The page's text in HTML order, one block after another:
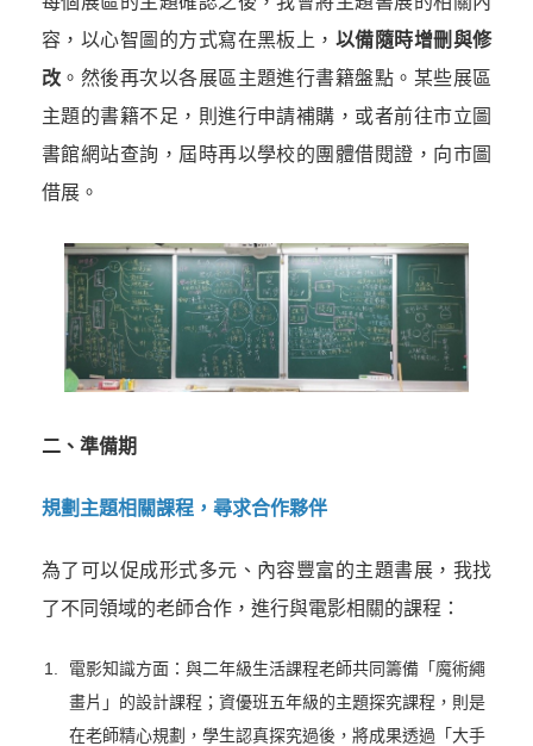
容，以心智圖的方式寫在黑板上， 以備隨時增刪與修
改 。然後再次以各展區主題進行書籍盤點。某些展區
主題的書籍不足，則進行申請補購，或者前往市立圖
書館網站查詢，屆時再以學校的團體借閱證，向市圖
借展。
二、準備期
規劃主題相關課程，尋求合作夥伴
為了可以促成形式多元、內容豐富的主題書展，我找
了不同領域的老師合作，進行與電影相關的課程：
電影知識方面：與二年級生活課程老師共同籌備「魔術繩
畫片」的設計課程；資優班五年級的主題探究課程，則是
在老師精心規劃，學生認真探究過後，將成果透過「大手